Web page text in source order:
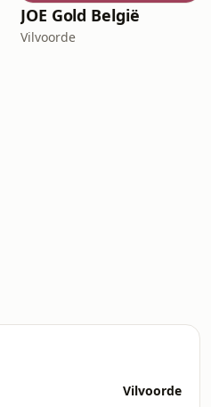
JOE Gold België
Vilvoorde
Vilvoorde